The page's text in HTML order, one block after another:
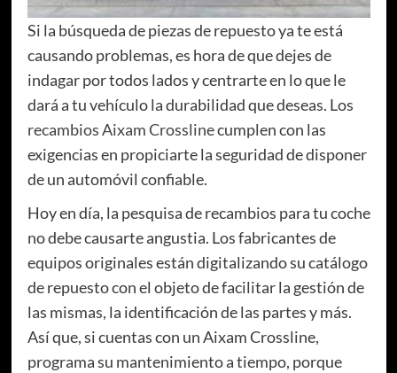
Si la búsqueda de piezas de repuesto ya te está
causando problemas, es hora de que dejes de
indagar por todos lados y centrarte en lo que le
dará a tu vehículo la durabilidad que deseas. Los
recambios Aixam Crosslinecumplen con las
exigencias en propiciarte la seguridad de disponer
de un automóvil confiable.
Hoy en día, la pesquisa de recambios para tu coche
no debe causarte angustia. Los fabricantes de
equipos originales están digitalizando su catálogo
de repuesto con el objeto de facilitar la gestión de
las mismas, la identificación de las partes y más.
Así que, si cuentas con un Aixam Crossline,
programa su mantenimiento a tiempo, porque